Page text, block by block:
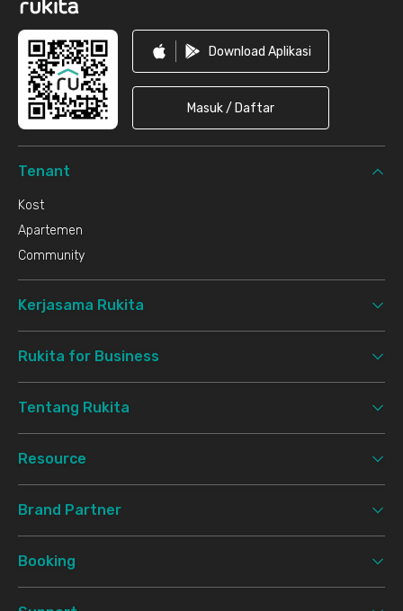
Download Aplikasi
Masuk / Daftar
Tenant
Kost
Apartemen
Community
Kerjasama Rukita
Rukita for Business
Tentang Rukita
Resource
Brand Partner
Booking